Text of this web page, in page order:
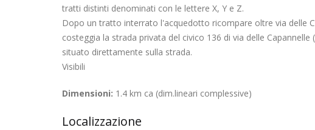
tratti distinti denominati con le lettere X, Y e Z.
Dopo un tratto interrato l'acquedotto ricompare oltre via delle
costeggia la strada privata del civico 136 di via delle
situato direttamente sulla strada.
Visibili
Dimensioni: 1.4 km ca (dim.lineari complessive)
Localizzazione